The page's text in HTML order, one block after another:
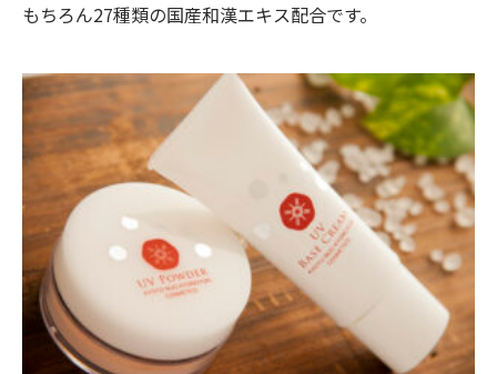
もちろん27種類の国産和漢エキス配合です。